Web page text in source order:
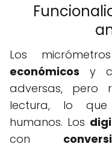
Los
económicos y
adversas, pero
lectura, lo
humanos. Los
con